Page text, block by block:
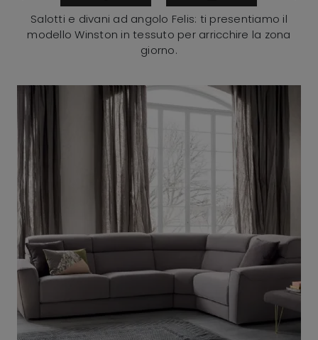
Salotti e divani ad angolo Felis: ti presentiamo il
modello Winston in tessuto per arricchire la zona
giorno.